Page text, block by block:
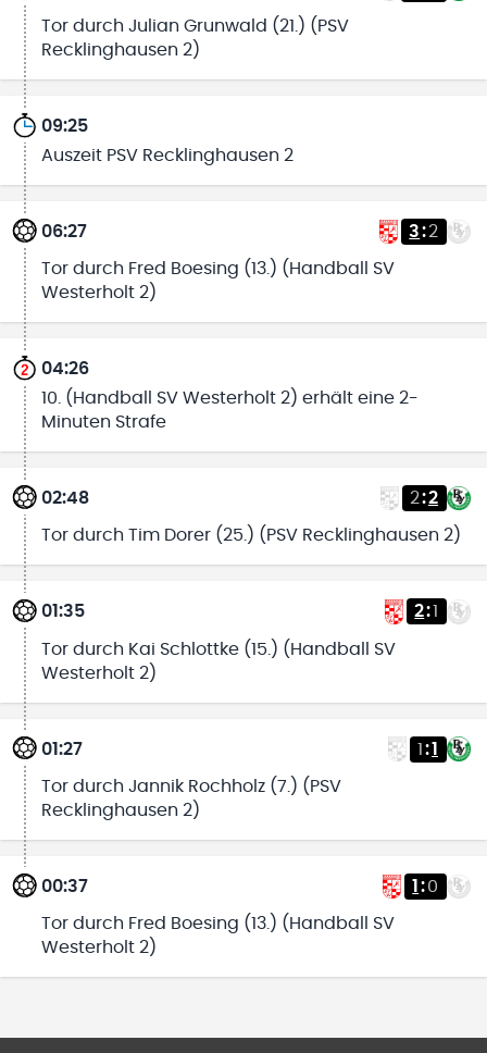
Tor durch Julian Grunwald (21.) (PSV
Recklinghausen 2)
09:25
Auszeit PSV Recklinghausen 2
06:27 3:2
Tor durch Fred Boesing (13.) (Handball SV
Westerholt 2)
04:26
10. (Handball SV Westerholt 2) erhält eine 2-
Minuten Strafe
02:48 2:2
Tor durch Tim Dorer (25.) (PSV Recklinghausen 2)
01:35 2:1
Tor durch Kai Schlottke (15.) (Handball SV
Westerholt 2)
01:27 1 :1
Tor durch Jannik Rochholz (7.) (PSV
Recklinghausen 2)
00:37 1 :0
Tor durch Fred Boesing (13.) (Handball SV
Westerholt 2)